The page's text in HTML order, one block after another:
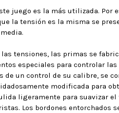
juego es la más utilizada. Por
la tensión es la misma se
las tensiones, las primas se
especiales para controlar
de un control de su calibre, se
modificada para
ligeramente para suavizar
Los bordones entorchados